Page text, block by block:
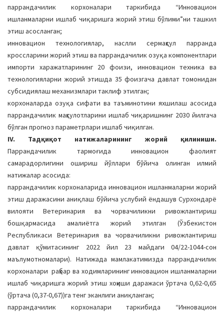
паррандачилик корхоналари таркибида “Инновацион
ишланмаларни ишлаб чиқаришга жорий этиш бўлими”ни ташкил
этиш асосланган;
инновацион технологиялар, наслли сермаҳсул парранда
кроссларини жорий этиш ва паррандачилик озуқа компонентлари
импорти харажатларининг 20 фоизи, инновацион техника ва
технологияларни жорий этишда 35 фоизгача давлат томонидан
субсидиялаш механизмлари таклиф этилган;
корхоналарда озуқа сифати ва таъминотини яхшилаш асосида
паррандачилик маҳсулотларини ишлаб чиқаришнинг 2030 йилгача
бўлган прогноз параметрлари ишлаб чиқилган.
IV. Тадқиқот натижаларининг жорий қилиниши.
Паррандачилик тармоғида инновацион фаолият
самарадорлигини ошириш йўллари бўйича олинган илмий
натижалар асосида:
паррандачилик корхоналарида инновацион ишланмаларни жорий
этиш даражасини аниқлаш бўйича услубий ёндашув Сурхондарё
вилояти Ветеринария ва чорвачиликни ривожлантириш
бошқармасида амалиётга жорий этилган (Ўзбекистон
Республикаси Ветеринария ва чорвачиликни ривожлантириш
давлат қўмитасининг 2022 йил 23 майдаги 04/22-1044-сон
маълумотномалари). Натижада мамлакатимизда паррандачилик
корхоналари раҳбар ва ходимларининг инновацион ишланмаларни
ишлаб чиқаришга жорий этиш хоҳиши даражаси ўртача 0,62-0,65
(ўртача (0,37-0,67))га тенг эканлиги аниқланган;
паррандачилик корхоналари таркибида “Инновацион